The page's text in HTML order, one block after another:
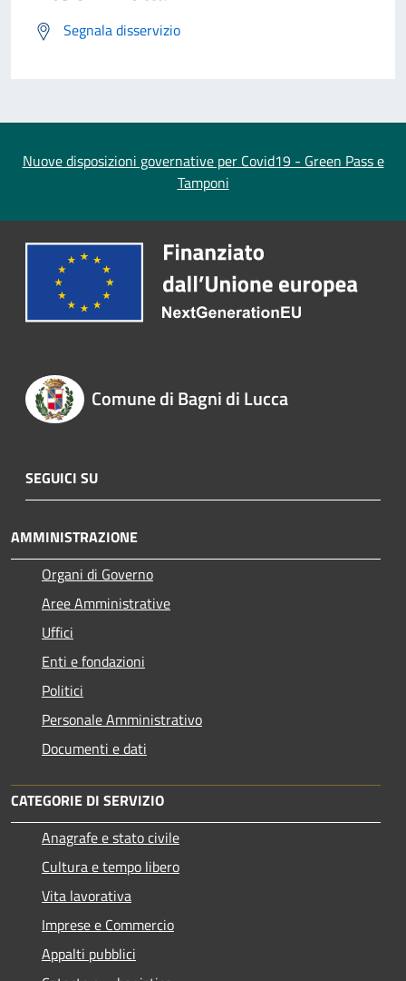
Segnala disservizio
Nuove disposizioni governative per Covid19 - Green Pass e
Tamponi
Comune di Bagni di Lucca
SEGUICI SU
AMMINISTRAZIONE
Organi di Governo
Aree Amministrative
Uffici
Enti e fondazioni
Politici
Personale Amministrativo
Documenti e dati
CATEGORIE DI SERVIZIO
Anagrafe e stato civile
Cultura e tempo libero
Vita lavorativa
Imprese e Commercio
Appalti pubblici